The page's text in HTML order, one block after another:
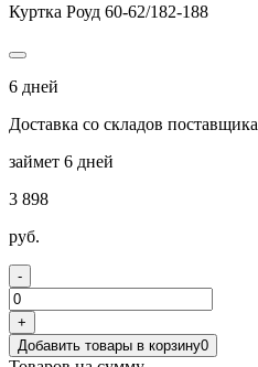
Куртка Роуд 60-62/182-188
6 дней
Доставка со складов поставщика
займет 6 дней
3 898
руб.
-
+
Добавить товары в корзину0